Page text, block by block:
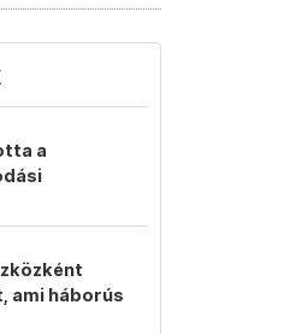
a
ami háborús